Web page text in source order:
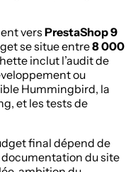
vers PrestaShop 9
se situe entre8 000
inclut l’audit de
ou
Hummingbird, la
et les tests de
final dépend de
documentation du site